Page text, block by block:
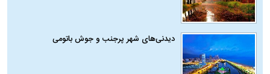
دیدنی‌های شهر پرجنب و جوش باتومی